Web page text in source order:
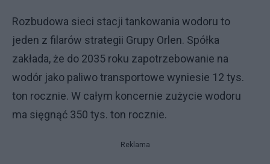
Rozbudowa sieci stacji tankowania wodoru to
jeden z filarów strategii Grupy Orlen. Spółka
zakłada, że do 2035 roku zapotrzebowanie na
wodór jako paliwo transportowe wyniesie 12 tys.
ton rocznie. W całym koncernie zużycie wodoru
ma sięgnąć 350 tys. ton rocznie.
Reklama